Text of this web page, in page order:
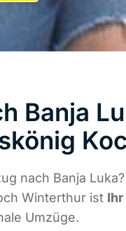
Banja
nach Banja
Winterthur ist
Umzüge.